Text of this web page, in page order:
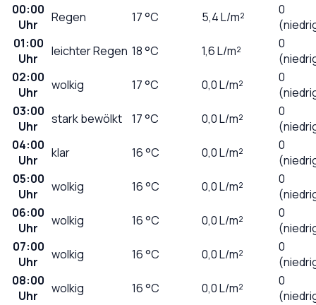
00:00
Uhr
Regen 17°C 5,4L/m²
0
01:00
Uhr
leichter Regen 18°C 1,6L/m²
0
02:00
Uhr
wolkig 17°C 0,0L/m²
0
03:00
Uhr
stark bewölkt 17°C 0,0L/m²
0
04:00
Uhr
klar 16°C 0,0L/m²
0
05:00
Uhr
wolkig 16°C 0,0L/m²
0
06:00
Uhr
wolkig 16°C 0,0L/m²
0
07:00
Uhr
wolkig 16°C 0,0L/m²
0
08:00
Uhr
wolkig 16°C 0,0L/m²
0